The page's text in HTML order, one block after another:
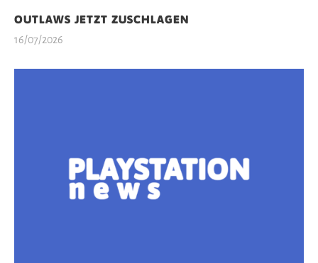
OUTLAWS JETZT ZUSCHLAGEN
16/07/2026